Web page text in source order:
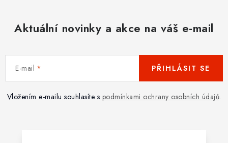
Aktuální novinky a akce na váš e-mail
E-mail
Vložením e-mailu souhlasíte s podmínkami ochrany osobních údajů.
PŘIHLÁSIT SE